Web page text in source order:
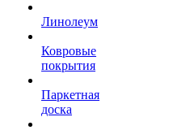
Линолеум
Ковровые
покрытия
Паркетная
доска